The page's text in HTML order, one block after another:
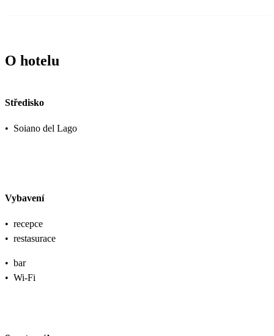
O hotelu
Středisko
• Soiano del Lago
Vybavení
• recepce
• restasurace
• bar
• Wi-Fi